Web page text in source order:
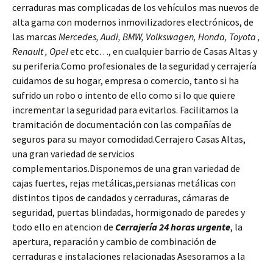
cerraduras mas complicadas de los vehículos mas nuevos de
alta gama con modernos inmovilizadores electrónicos, de
las marcas Mercedes, Audi, BMW, Volkswagen, Honda, Toyota ,
Renault , Opeletc etc…, en cualquier barrio de Casas Altas y
su periferia.Como profesionales de la seguridad y cerrajería
cuidamos de su hogar, empresa o comercio, tanto si ha
sufrido un robo o intento de ello como si lo que quiere
incrementar la seguridad para evitarlos. Facilitamos la
tramitación de documentación con las compañías de
seguros para su mayor comodidad.Cerrajero Casas Altas,
una gran variedad de servicios
complementarios.Disponemos de una gran variedad de
cajas fuertes, rejas metálicas,persianas metálicas con
distintos tipos de candados y cerraduras, cámaras de
seguridad, puertas blindadas, hormigonado de paredes y
todo ello en atencion de Cerrajería 24 horas urgente, la
apertura, reparación y cambio de combinación de
cerraduras e instalaciones relacionadas Asesoramos a la